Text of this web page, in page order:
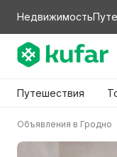
Недвижимость
Путешествия
Объявления в Гродно